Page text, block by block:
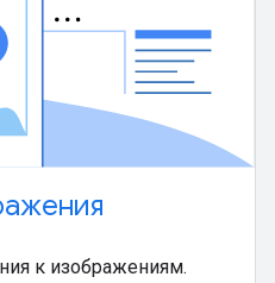
к изображениям.